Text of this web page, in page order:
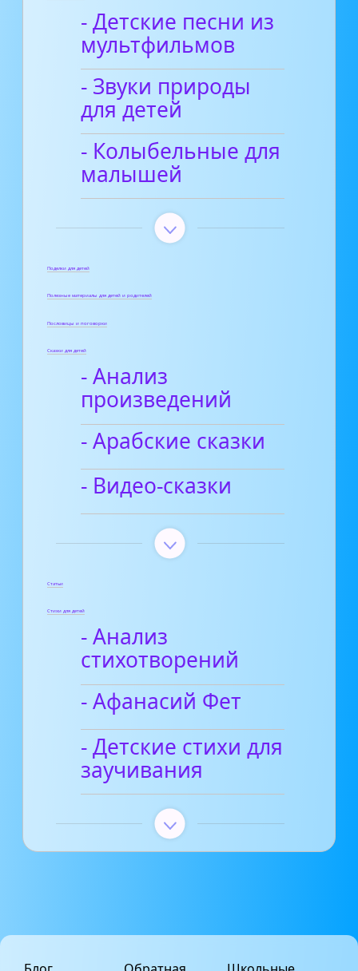
- Детские песни из
мультфильмов
- Звуки природы
для детей
- Колыбельные для
малышей
Поделки для детей
Полезные материалы для детей и родителей
Пословицы и поговорки
Сказки для детей
- Анализ
произведений
- Арабские сказки
- Видео-сказки
Статьи
Стихи для детей
- Анализ
стихотворений
- Афанасий Фет
- Детские стихи для
заучивания